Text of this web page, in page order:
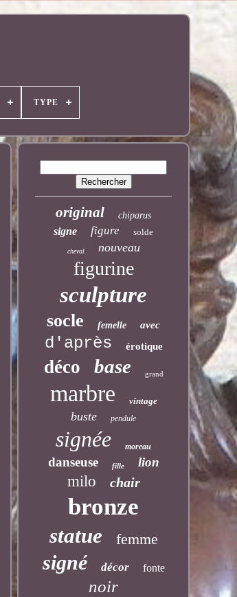
TYPE
original chiparus
signe figure solde
cheval nouveau
figurine
sculpture
socle femelle avec
d'après érotique
déco base grand
marbre vintage
buste pendule
signée moreau
danseuse fille lion
milo chair
bronze
statue femme
signé décor fonte
noir